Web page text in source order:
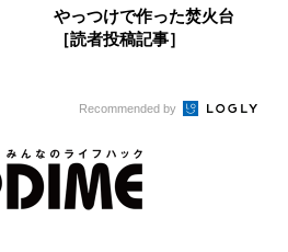
やっつけで作った焚火台
［読者投稿記事］
Recommended by